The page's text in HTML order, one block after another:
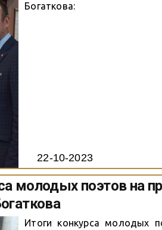
Богаткова:
22-10-2023
молодых поэтов на
Итоги конкурса молодых